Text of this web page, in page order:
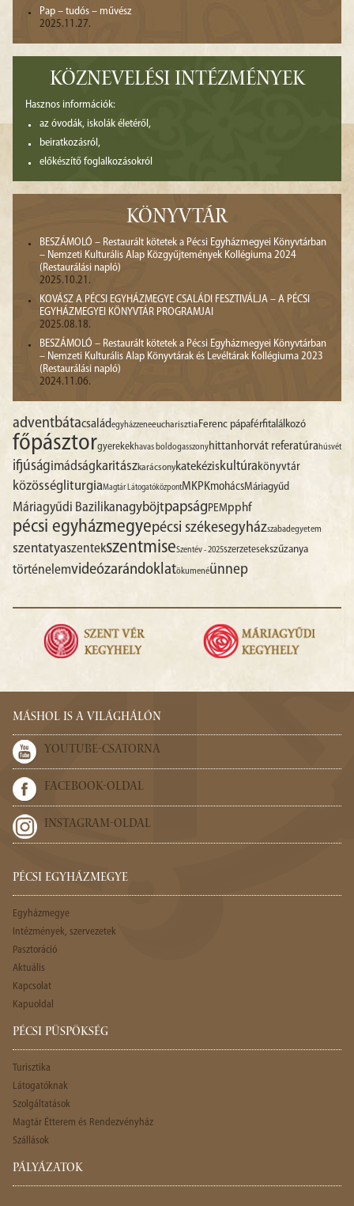
Pap – tudós – művész
2025.11.27.
KÖZNEVELÉSI INTÉZMÉNYEK
Hasznos információk:
az óvodák, iskolák életéről,
beiratkozásról,
előkészítő foglalkozásokról
KÖNYVTÁR
BESZÁMOLÓ – Restaurált kötetek a Pécsi Egyházmegyei Könyvtárban
– Nemzeti Kulturális Alap Közgyűjtemények Kollégiuma 2024
(Restaurálási napló)
2025.10.21.
KOVÁSZ A PÉCSI EGYHÁZMEGYE CSALÁDI FESZTIVÁLJA – A PÉCSI
EGYHÁZMEGYEI KÖNYVTÁR PROGRAMJAI
2025.08.18.
BESZÁMOLÓ – Restaurált kötetek a Pécsi Egyházmegyei Könyvtárban
– Nemzeti Kulturális Alap Könyvtárak és Levéltárak Kollégiuma 2023
(Restaurálási napló)
2024.11.06.
adventbátacsaládegyházzeneeucharisztiaFerenc pápaférfitalálkozó
főpásztorgyerekekhavas boldogasszonyhittanhorvát referatúrahúsvét
ifjúságimádságkaritászkarácsonykatekéziskultúrakönyvtár
közösségliturgiaMagtár LátogatóközpontMKPKmohácsMáriagyűd
Máriagyűdi BazilikanagyböjtpapságPEMpphf
pécsi egyházmegyepécsi székesegyházszabadegyetem
szentatyaszentekszentmiseSzentév - 2025szerzetesekszűzanya
történelemvideózarándoklatökumenéünnep
MÁSHOL IS A VILÁGHÁLÓN
YOUTUBE-CSATORNA
FACEBOOK-OLDAL
INSTAGRAM-OLDAL
PÉCSI EGYHÁZMEGYE
Egyházmegye
Intézmények, szervezetek
Pasztoráció
Aktuális
Kapcsolat
Kapuoldal
PÉCSI PÜSPÖKSÉG
Turisztika
Látogatóknak
Szolgáltatások
Magtár Étterem és Rendezvényház
Szállások
PÁLYÁZATOK